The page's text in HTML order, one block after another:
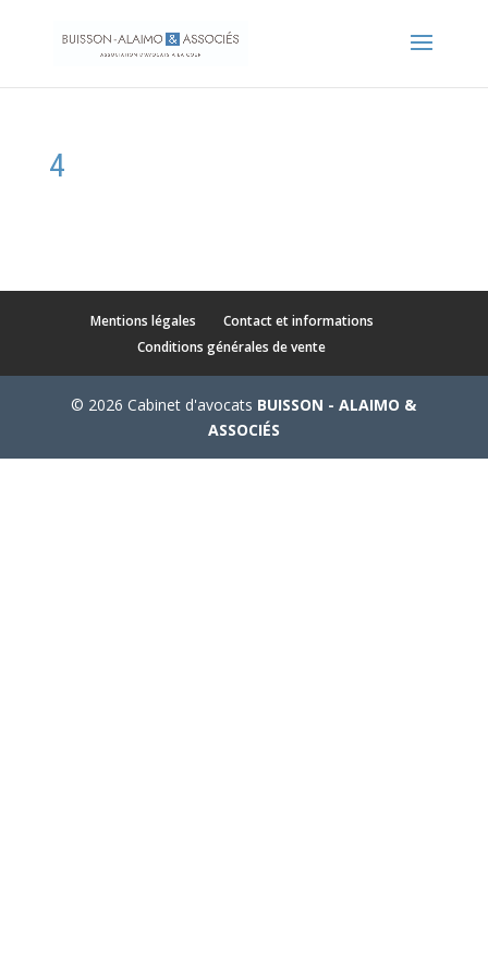
4
Mentions légales
Contact et informations
Conditions générales de vente
© 2026 Cabinet d'avocats BUISSON - ALAIMO &
ASSOCIÉS